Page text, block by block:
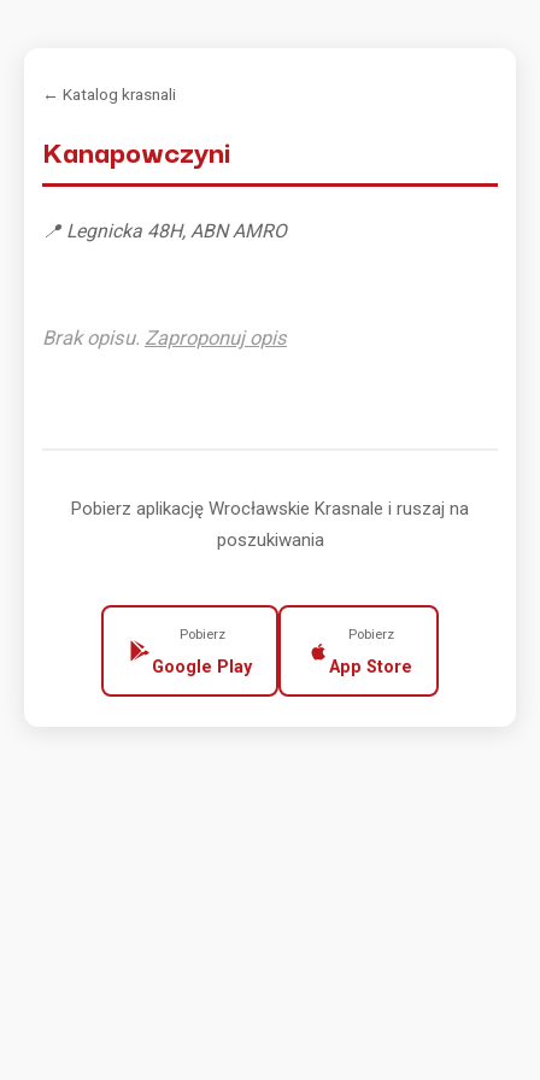
← Katalog krasnali
Kanapowczyni
📍 Legnicka 48H, ABN AMRO
Brak opisu. Zaproponuj opis
Pobierz aplikację Wrocławskie Krasnale i ruszaj na
poszukiwania
Pobierz
Google Play
Pobierz
App Store